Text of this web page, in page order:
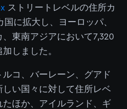
ストリートレベルの住所カ
に拡大し、ヨーロッパ、
東南アジアにおいて7,320
しました。
コ、バーレーン、グアド
しい国々に対して住所レベ
ほか、アイルランド、ギ